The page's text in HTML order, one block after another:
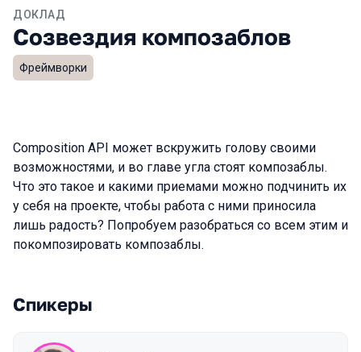
ДОКЛАД
Созвездия композаблов
Фреймворки
Composition API может вскружить голову своими
возможностями, и во главе угла стоят композаблы.
Что это такое и какими приемами можно подчинить их
у себя на проекте, чтобы работа с ними приносила
лишь радость? Попробуем разобраться со всем этим и
покомпозировать композаблы.
Спикеры